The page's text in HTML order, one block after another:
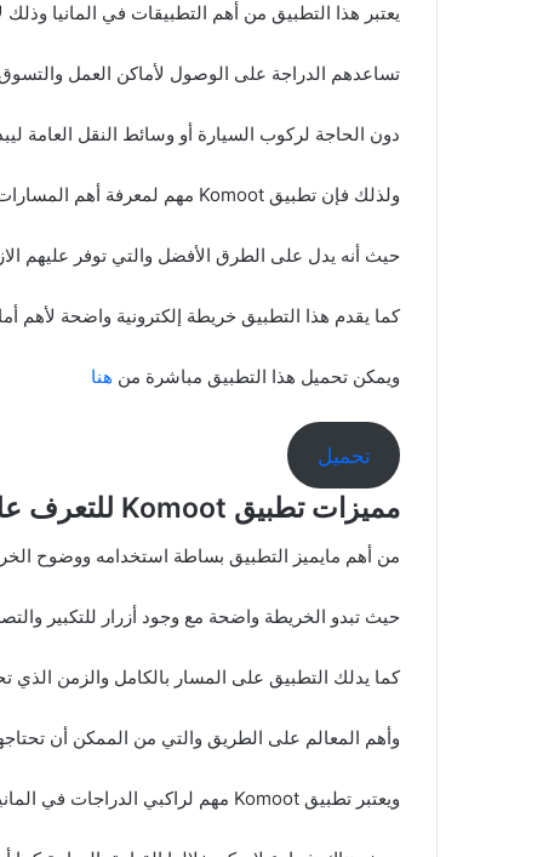
يعتبر هذا التطبيق من أهم التطبيقات في المانيا
تساعدهم الدراجة على الوصول لأماكن العمل
دون الحاجة لركوب السيارة أو وسائط النقل العامة
ولذلك فإن تطبيق Komoot مهم لمعرفة أهم المسارات التي يمكن للأشخاص التوجه من خلالها.
حيث أنه يدل على الطرق الأفضل والتي توفر عليهم
كما يقدم هذا التطبيق خريطة إلكترونية واضحة لأهم
ويمكن تحميل هذا التطبيق مباشرة من هنا
تحميل
مميزات تطبيق Komoot للتعرف على أهم مسارات الدراجات الهوائية
من أهم مايميز التطبيق بساطة استخدامه ووضوح
حيث تبدو الخريطة واضحة مع وجود أزرار للتكبير
كما يدلك التطبيق على المسار بالكامل والزمن الذي
وأهم المعالم على الطريق والتي من الممكن أن
ويعتبر تطبيق Komoot مهم لراكبي الدراجات في المانيا وذلك لتوضيح الأماكن التي يمكنهم من خلالها العبور بالدراجة.